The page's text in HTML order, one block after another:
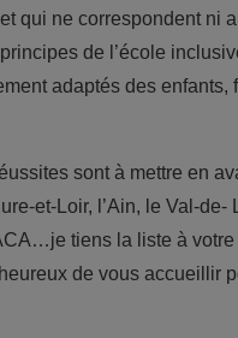
qui ne correspondent ni
de l’école
adaptés des enfants,
sont à mettre en
et-Loir, l’Ain, le Val-de-
tiens la liste à
de vous accueillir